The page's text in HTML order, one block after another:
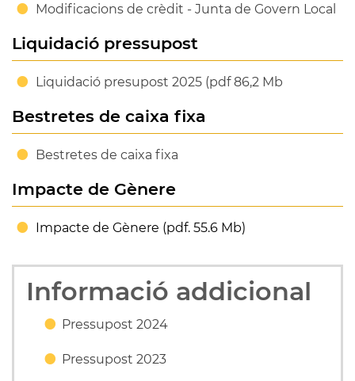
Modificacions de crèdit - Junta de Govern Local
Liquidació pressupost
Liquidació presupost 2025 (pdf 86,2 Mb
Bestretes de caixa fixa
Bestretes de caixa fixa
Impacte de Gènere
Impacte de Gènere (pdf. 55.6 Mb)
Informació addicional
Pressupost 2024
Pressupost 2023